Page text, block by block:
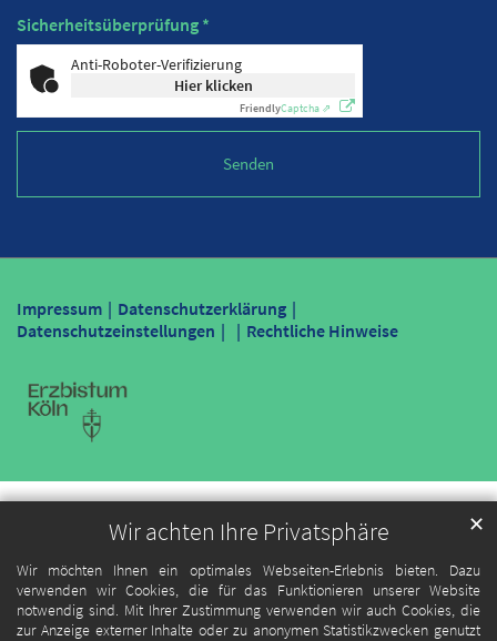
Wir achten Ihre Privatsphäre
Wir möchten Ihnen ein optimales Webseiten-Erlebnis bieten. Dazu
verwenden wir Cookies, die für das Funktionieren unserer Website
notwendig sind. Mit Ihrer Zustimmung verwenden wir auch Cookies, die
zur Anzeige externer Inhalte oder zu anonymen Statistikzwecken genutzt
✕
Sicherheitsüberprüfung *
Anti-Roboter-Verifizierung
Hier klicken
FriendlyCaptcha ⇗
Impressum
Datenschutzerklärung
Datenschutzeinstellungen
Rechtliche Hinweise